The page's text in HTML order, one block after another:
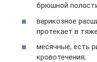
брюшной
варикозное
протекает в
месячные, есть
кровотечения;